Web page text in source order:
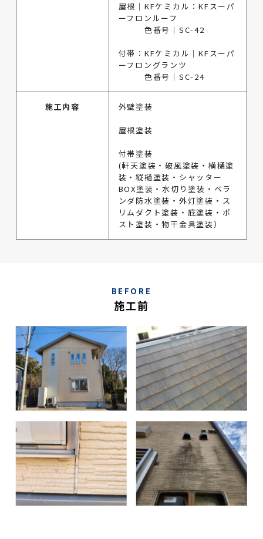
屋根｜KFケミカル：KFスーパ
ーフロンルーフ
色番号｜SC-42
付帯：KFケミカル｜KFスーパ
ーフロングランツ
色番号｜SC-24
施工内容 外壁塗装
屋根塗装
付帯塗装
(軒天塗装・破風塗装・横樋塗
装・縦樋塗装・シャッター
BOX塗装・水切り塗装・ベラ
ンダ防水塗装・外灯塗装・ス
リムダクト塗装・庇塗装・ポ
スト塗装・物干金具塗装）
BEFORE
施工前